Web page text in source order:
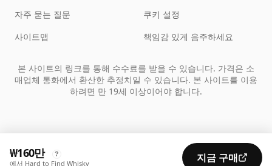
₩160만 ?
에서 Hard to Find Whisky 지금 구매
자주 묻는 질문
사이트맵
쿠키 설정
책임감 있게 음주하세요
본 사이트의 링크를 통해 수수료를 받을 수 있습니다. 가격은 소
매업체 통화에서 환산한 추정치일 수 있습니다. 본 사이트를 이용
하려면 만 19세 이상이어야 합니다.